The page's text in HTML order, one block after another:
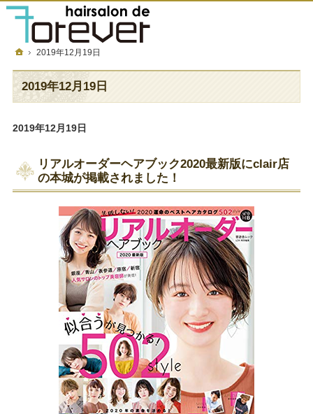
2019年12月19日
2019年12月19日
リアルオーダーヘアブック2020最新版にclair店
の本城が掲載されました！
フォーエバーについて
メニュー＆金額
店舗一覧
採用情報
ホーム
2019年12月19日